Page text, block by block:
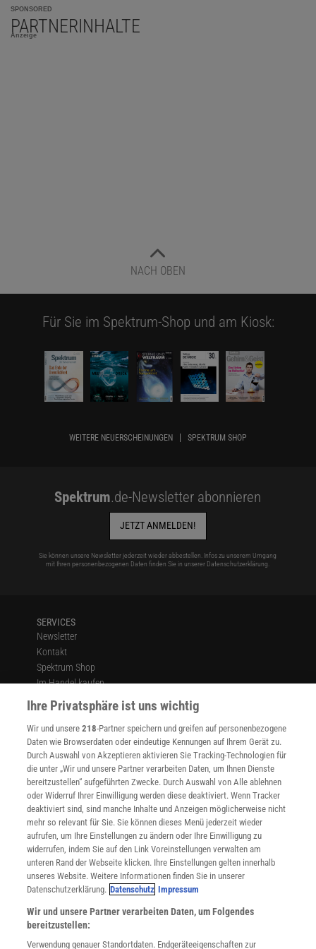
SPONSORED
PARTNERINHALTE
Anzeige
NACH OBEN
Für Sie im Spektrum-Shop und am Kiosk:
WEITERE NEUERSCHEINUNGEN SPEKTRUM SHOP
Spektrum.de-Newsletter abonnieren
JETZT ANMELDEN!
Sie können unsere Newsletter jederzeit wieder abbestellen. Infos zu unserem Umgang
mit Ihren personenbezogenen Daten finden Sie in unserer Datenschutzerklärung.
SERVICES
Newsletter
Kontakt
Spektrum Shop
Im Handel kaufen
Presse
Verträge kündigen
Widerruf
INFO
Mediadaten
Datenschutz
Nutzungsbedingungen
Cookie-Einstellungen
Utiq verwalten
Nutzungsbasierte Onlinewerbung
Alle Artikel
Impressum
Angebote für Schulen
Angebote für Institutionen
Ihre Privatsphäre ist uns wichtig
Wir und unsere218-Partner speichern und greifen auf personenbezogene
Daten wie Browserdaten oder eindeutige Kennungen auf Ihrem Gerät zu.
Durch Auswahl von Akzeptieren aktivieren Sie Tracking-Technologien für
die unter „Wir und unsere Partner verarbeiten Daten, um Ihnen Dienste
bereitzustellen“ aufgeführten Zwecke. Durch Auswahl von Alle ablehnen
oder Widerruf Ihrer Einwilligung werden diese deaktiviert. Wenn Tracker
deaktiviert sind, sind manche Inhalte und Anzeigen möglicherweise nicht
mehr so relevant für Sie. Sie können dieses Menü jederzeit wieder
aufrufen, um Ihre Einstellungen zu ändern oder Ihre Einwilligung zu
widerrufen, indem Sie auf den Link Voreinstellungen verwalten am
unteren Rand der Webseite klicken. Ihre Einstellungen gelten innerhalb
unseres Website. Weitere Informationen finden Sie in unserer
Datenschutzerklärung. Datenschutz Impressum
Wir und unsere Partner verarbeiten Daten, um Folgendes
bereitzustellen:
Verwendung genauer Standortdaten. Endgeräteeigenschaften zur